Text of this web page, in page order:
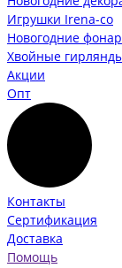
Игрушки Irena-co
Новогодние
Хвойные
Акции
Опт
Контакты
Сертификация
Доставка
Помощь